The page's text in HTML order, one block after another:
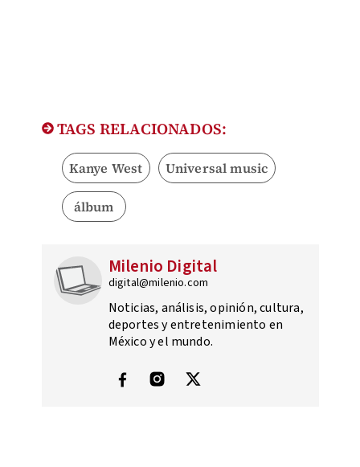
TAGS RELACIONADOS:
Kanye West Universal music
álbum
Milenio Digital
digital@milenio.com
Noticias, análisis, opinión, cultura,
deportes y entretenimiento en
México y el mundo.